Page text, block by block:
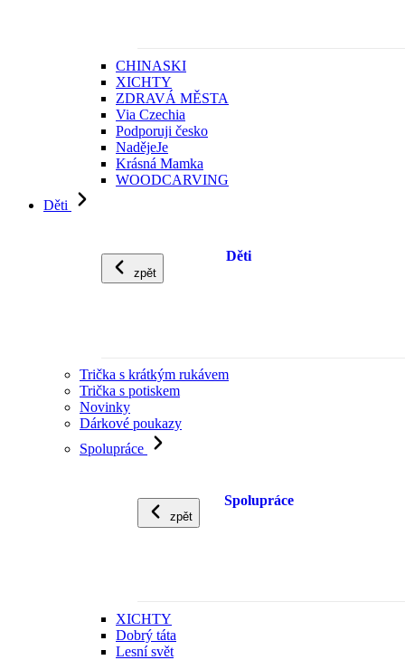
CHINASKI
XICHTY
ZDRAVÁ MĚSTA
Via Czechia
Podporuji česko
NadějeJe
Krásná Mamka
WOODCARVING
Děti
zpět
Děti
Trička s krátkým rukávem
Trička s potiskem
Novinky
Dárkové poukazy
Spolupráce
zpět
Spolupráce
XICHTY
Dobrý táta
Lesní svět